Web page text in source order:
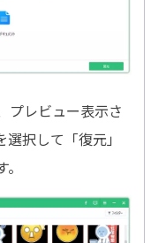
プレビュー表示さ
択して「復元」